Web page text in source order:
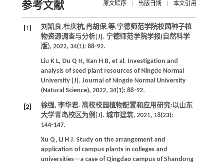
参考文献 原文顺序 出版日期 本文引用
[1] 刘凯良,杜庆杭,冉胡保,等.宁德师范学院校园种子植
物资源调查与分析[J]. 宁德师范学院学报(自然科学
版), 2022, 34(1): 88⁃92.
Liu K L, Du Q H, Ran H B, et al. Investigation and
analysis of seed plant resources of Ningde Normal
University [J]. Journal of Ningde Normal University
(Natural Science), 2022, 34(1): 88⁃92.
[2]
徐强, 李华君. 高校校园植物配置和应用研究:以山东
大学青岛校区为例[J]. 城市建筑, 2021, 18(23):
144⁃147.
Xu Q, Li H J. Study on the arrangement and
application of campus plants in colleges and
universities—a case of Qingdao campus of Shandong